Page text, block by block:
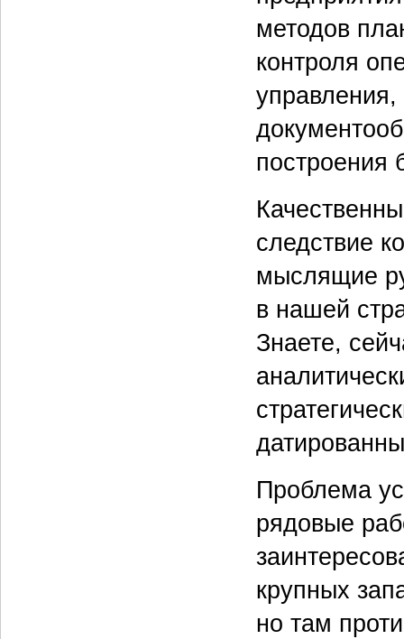
методов
контроля
построения
следствие
мыслящие
в нашей
Знаете,
Проблема
рядовые
крупных
но там